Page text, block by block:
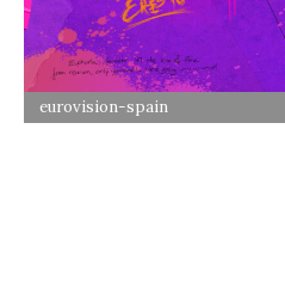
eurovision-spain